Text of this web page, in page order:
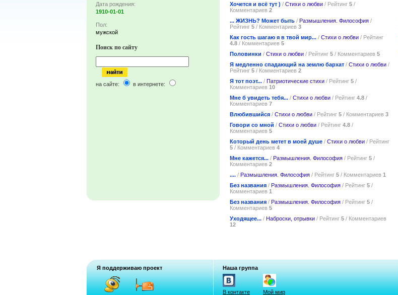
Дата рождения:
1910-01-01
Пол:
мужской
Поиск по сайту
на сайте: в интернете:
Хочется и всё тут ) / Стихи о любви / Рейтинг 5 /
Комментариев 2
... ЖИЗНЬ? Может быть / Размышления. Философия /
Рейтинг 5 / Комментариев 3
Как гость шагаю я в твой мир... / Стихи о любви / Рейтинг
4.8 / Комментариев 5
Половинки / Стихи о любви / Рейтинг 5 / Комментариев 5
Я медленно спадающий на землю бархат / Стихи о любви /
Рейтинг 5 / Комментариев 2
Я тот поэт... / Патриотические стихи / Рейтинг 5 /
Комментариев 10
Мне б увидеть тебя... / Стихи о любви / Рейтинг 4.8 /
Комментариев 7
Влюбившийся / Стихи о любви / Рейтинг 5 / Комментариев 3
Говори со мной / Стихи о любви / Рейтинг 4.8 /
Комментариев 5
Который день метет в моей душе / Стихи о любви / Рейтинг
5 / Комментариев 4
Мне кажется... / Размышления. Философия / Рейтинг 5 /
Комментариев 2
.... / Размышления. Философия / Рейтинг 5 / Комментариев 1
Без названия / Размышления. Философия / Рейтинг 5 /
Комментариев 1
Без названия / Размышления. Философия / Рейтинг 5 /
Комментариев 5
Уходящее... / Наброски, отрывки / Рейтинг 5 / Комментариев
12
Я поддерживаю проект Наша группа
В контакте Мой мир